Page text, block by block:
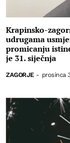
Krapinsko-
udrugama
promicanju
je 31. siječnja
ZAGORJE - prosinca